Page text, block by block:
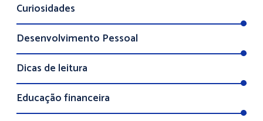
Curiosidades
Desenvolvimento Pessoal
Dicas de leitura
Educação financeira